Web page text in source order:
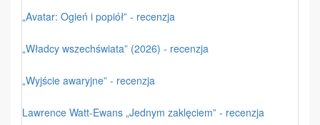
„Avatar: Ogień i popiół” - recenzja
„Władcy wszechświata” (2026) - recenzja
„Wyjście awaryjne” - recenzja
Lawrence Watt-Ewans „Jednym zaklęciem” - recenzja